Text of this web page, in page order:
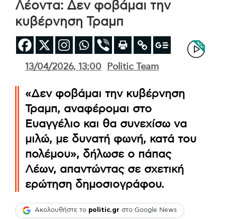
Λέοντα: Δεν φοβάμαι την
κυβέρνηση Τραμπ
13/04/2026, 13:00 Politic Team
«Δεν φοβάμαι την κυβέρνηση
Τραμπ, αναφέρομαι στο
Ευαγγέλιο και θα συνεχίσω να
μιλώ, με δυνατή φωνή, κατά του
πολέμου», δήλωσε ο πάπας
Λέων, απαντώντας σε σχετική
ερώτηση δημοσιογράφου.
Ακολουθήστε το politic.gr στο Google News